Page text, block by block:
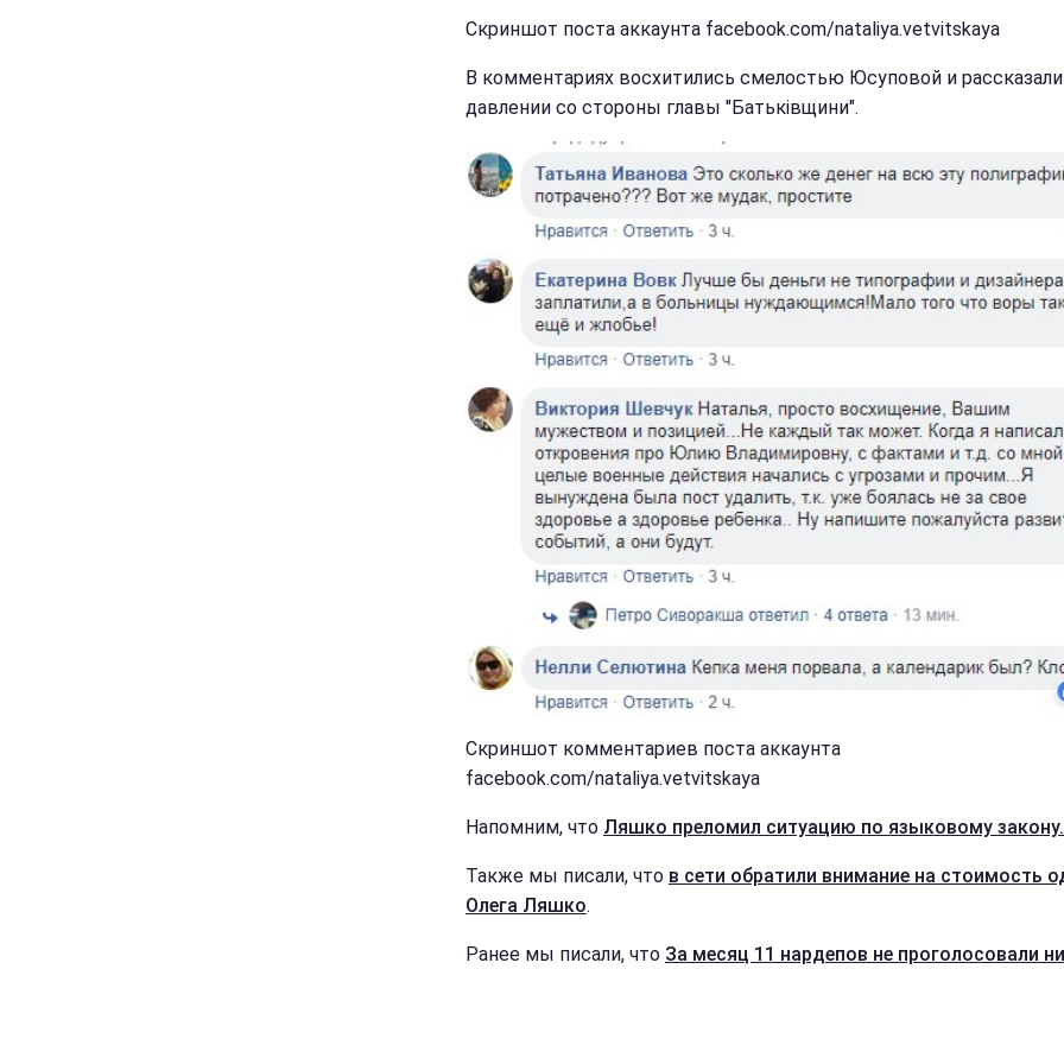
Скриншот поста аккаунта facebook.com/nataliya.vetvitskaya
В комментариях восхитились смелостью Юсуповой и
давлении со стороны главы "Батьківщини".
Скриншот комментариев поста аккаунта
facebook.com/nataliya.vetvitskaya
Напомним, что Ляшко преломил ситуацию по языковому закону.
Также мы писали, что в сети обратили внимание на стоимость
Олега Ляшко.
Ранее мы писали, что За месяц 11 нардепов не проголосовали